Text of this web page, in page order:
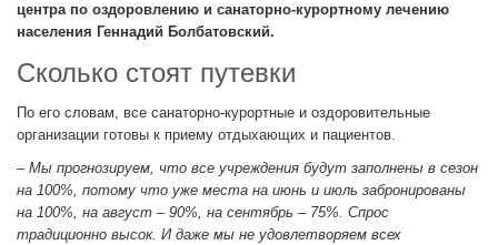
центра по оздоровлению и санаторно-курортному лечению
населения Геннадий Болбатовский.
Сколько стоят путевки
По его словам, все санаторно-курортные и оздоровительные
организации готовы к приему отдыхающих и пациентов.
– Мы прогнозируем, что все учреждения будут заполнены в сезон
на 100%, потому что уже места на июнь и июль забронированы
на 100%, на август – 90%, на сентябрь – 75%. Спрос
традиционно высок. И даже мы не удовлетворяем всех